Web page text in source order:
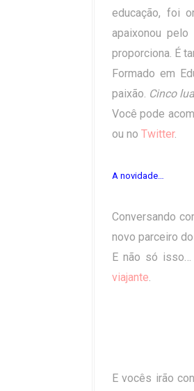
educação, foi
apaixonou
proporciona. É
Formado em
paixão. Cinco
Você pode
ou no Twitter.
A novidade…
Conversando
novo parceiro
E não só isso…
viajante.
E vocês irão